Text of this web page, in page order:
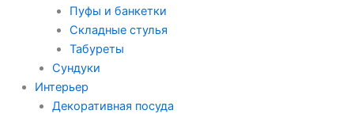
Пуфы и банкетки
Складные стулья
Табуреты
Сундуки
Интерьер
Декоративная посуда